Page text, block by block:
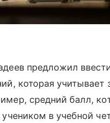
предложил
которая учитывает
средний балл,
в учебной